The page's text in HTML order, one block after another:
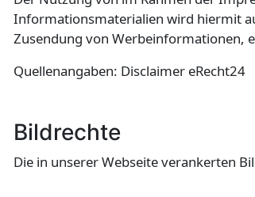
Informationsmaterialien wird hiermit
Zusendung von Werbeinformationen,
Quellenangaben: Disclaimer eRecht24
Bildrechte
Die in unserer Webseite verankerten